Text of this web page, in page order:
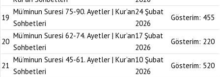
19
Mü’minun Suresi 75-90. Ayetler | Kur’an
Sohbetleri
24 Şubat
2026
Gösterim: 455
20
Mü’minun Suresi 62-74. Ayetler | Kur’an
Sohbetleri
17 Şubat
2026
Gösterim: 220
21
Mü’minun Suresi 45-61. Ayetler | Kur’an
Sohbetleri
10 Şubat
2026
Gösterim: 520